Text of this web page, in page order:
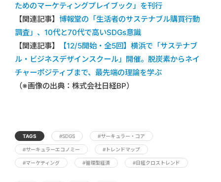
ためのマーケティングプレイブック」を刊行
【関連記事】 博報堂の「生活者のサステナブル購買行動
調査」、10代と70代で高いSDGs意識
【関連記事】
【12/5開始・全5回】横浜で「サステナブ
ル・ビジネスデザインスクール」開催。脱炭素からネイ
チャーポジティブまで、最先端の理論を学ぶ
（※画像の出典：株式会社日経BP）
TAGS #SDGS #サーキュラー・コア
#サーキュラーエコノミー #トレンドマップ
#マーケティング #循環型経済 #日経クロストレンド